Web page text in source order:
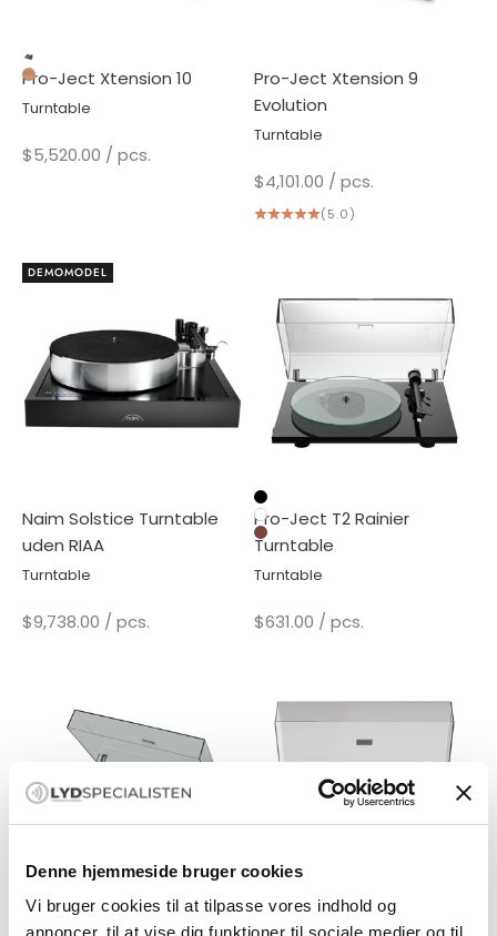
Denne hjemmeside bruger cookies
Vi bruger cookies til at tilpasse vores indhold og
annoncer, til at vise dig funktioner til sociale medier og til
Pro-Ject Xtension 10
Turntable
Sale price / pcs.
$5,520.00
Plan
Real Wood Walnut
Pro-Ject Xtension 9
Evolution
Turntable
Sale price/ pcs.
$4,101.00
(5.0)
DEMOMODEL
Naim Solstice Turntable
uden RIAA
Turntable
Sale price / pcs.
$9,738.00
Pro-Ject T2 Rainier
Turntable
Turntable
Sale price/ pcs.
$631.00
Sort
Hvid
Valnød
Pro-Ject T1 EVO
Valnød Pro-Ject Debut EVO 2